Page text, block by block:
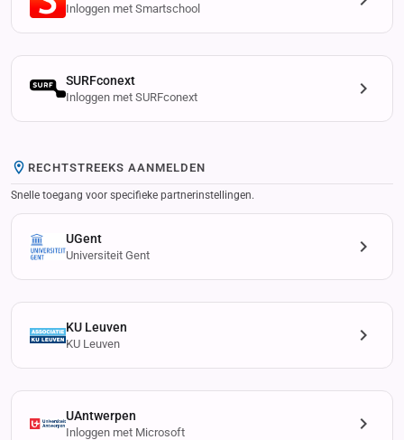
Inloggen met Smartschool
SURFconext
Inloggen met SURFconext
RECHTSTREEKS AANMELDEN
Snelle toegang voor specifieke partnerinstellingen.
UGent
Universiteit Gent
KU Leuven
KU Leuven
UAntwerpen
Inloggen met Microsoft